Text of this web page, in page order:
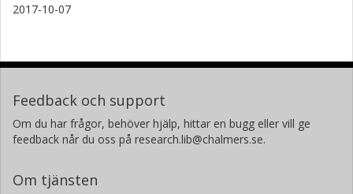
2017-10-07
Feedback och support
Om du har frågor, behöver hjälp, hittar en bugg eller vill ge
feedback når du oss på research.lib@chalmers.se.
Om tjänsten